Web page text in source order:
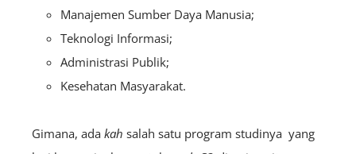
Manajemen Sumber Daya Manusia;
Teknologi Informasi;
Administrasi Publik;
Kesehatan Masyarakat.
Gimana, ada kah salah satu program studinya yang